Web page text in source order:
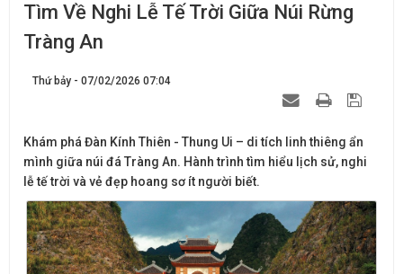
Tìm Về Nghi Lễ Tế Trời Giữa Núi Rừng
Tràng An
Thứ bảy - 07/02/2026 07:04
Khám phá Đàn Kính Thiên - Thung Ui – di tích linh thiêng ẩn
mình giữa núi đá Tràng An. Hành trình tìm hiểu lịch sử, nghi
lễ tế trời và vẻ đẹp hoang sơ ít người biết.